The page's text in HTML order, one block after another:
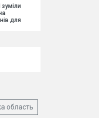
для
область